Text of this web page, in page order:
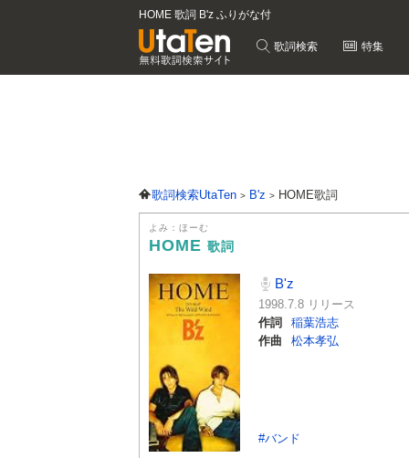
HOME 歌詞 B'z ふりがな付
歌詞検索 特集
歌詞検索UtaTen B'z HOME歌詞
よみ：ほーむ
HOME 歌詞
B'z
1998.7.8 リリース
作詞
稲葉浩志
作曲
松本孝弘
#バンド